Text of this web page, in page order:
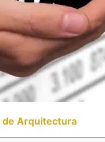
de Arquitectura